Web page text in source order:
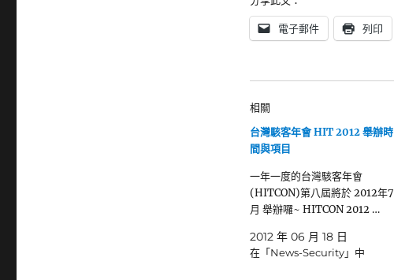
電子郵件 列印
相關
台灣駭客年會 HIT 2012 舉辦時
間與項目
一年一度的台灣駭客年會
(HITCON)第八屆將於 2012年7
月 舉辦囉~ HITCON 2012 …
2012 年 06 月 18 日
在「News-Security」中